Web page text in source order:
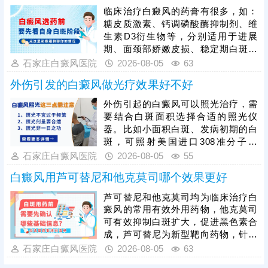
胞，从根源解决白斑问题，避免治疗
走弯路、延误病情。同时患者需摒弃
速成治疗心态，白癜风恢复需要周
期，务必坚持规范治疗，白斑消退后
做好巩固治疗，杜绝病情反复。
临床治疗白癜风的药膏有很多，如：
糖皮质激素、钙调磷酸酶抑制剂、维
生素D3衍生物等，分别适用于进展
期、面颈部娇嫩皮损、稳定期白斑等
不同情况，需根据患者病情对症选
用药，不当用药易引发皮肤刺激、耐
药性，甚至加重病情，所有药膏都需
在医生指导下规范使用。单一药膏治
疗效果有限，临床多采用综合性治疗
方案，可结合光疗、表皮移植手术等
方式联合干预，大幅提升治疗效果。
石家庄白癜风医院 2026-08-05 63
外伤引发的白癜风做光疗效果好不好
外伤引起的白癜风可以照光治疗，需
要结合白斑面积选择合适的照光仪
器。比如小面积白斑、发病初期的白
斑，可照射美国进口308准分子激
光，治疗起效快，无毒副作用，无人
群和部位限制;若是大面积白斑，泛发
全身，可以照311紫外线光，节省照
光时间和费用。照光治疗需确定合适
的参数，避免盲目治疗刺激皮肤，引
起白斑扩散，得不偿失。对于外伤型
白癜风的治疗，还可以遵医嘱对症用
药，同时避免不良因素刺激，为白斑
复色助力。
石家庄白癜风医院 2026-08-05 55
白癜风用芦可替尼和他克莫司哪个效果更好
芦可替尼和他克莫司均为临床治疗白
癜风的常用有效外用药物，他克莫司
可有效抑制白斑扩大，促进黑色素合
成，芦可替尼为新型靶向药物，针对
性更强，起效速度更快，临床治疗
石家庄白癜风医院 2026-08-05 63